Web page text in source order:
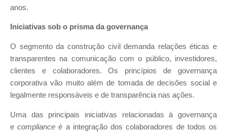
anos.
Iniciativas sob o prisma da governança
O segmento da construção civil demanda relações éticas e
transparentes na comunicação com o público, investidores,
clientes e colaboradores. Os princípios de governança
corporativa vão muito além de tomada de decisões social e
legalmente responsáveis e de transparência nas ações.
Uma das principais iniciativas relacionadas à governança
ecomplianceé a integração dos colaboradores de todos os